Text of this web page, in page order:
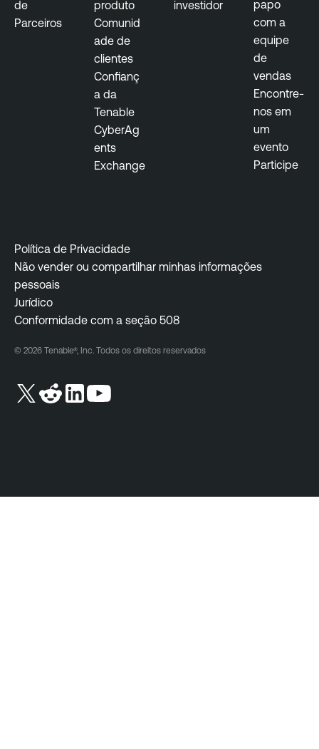
de
Parceiros
produto
Comunid
ade de
clientes
Confianç
a da
Tenable
CyberAg
ents
Exchange
investidor
papo
com a
equipe
de
vendas
Encontre-
nos em
um
evento
Participe
Política de Privacidade
Não vender ou compartilhar minhas informações
pessoais
Jurídico
Conformidade com a seção 508
© 2026 Tenable®, Inc. Todos os direitos reservados